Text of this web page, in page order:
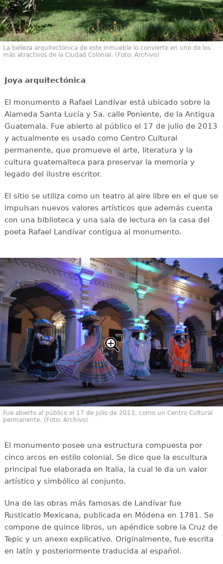
La belleza arquitectónica de este inmueble lo convierte en uno de los
más atractivos de la Ciudad Colonial. (Foto: Archivo)
Joya arquitectónica
El monumento a Rafael Landívar está ubicado sobre la
Alameda Santa Lucía y 5a. calle Poniente, de la Antigua
Guatemala. Fue abierto al público el 17 de julio de 2013
y actualmente es usado como Centro Cultural
permanente, que promueve el arte, literatura y la
cultura guatemalteca para preservar la memoria y
legado del ilustre escritor.
El sitio se utiliza como un teatro al aire libre en el que se
impulsan nuevos valores artísticos que además cuenta
con una biblioteca y una sala de lectura en la casa del
poeta Rafael Landívar contigua al monumento.
Fue abierto al público el 17 de julio de 2013, como un Centro Cultural
permanente. (Foto: Archivo)
El monumento posee una estructura compuesta por
cinco arcos en estilo colonial. Se dice que la escultura
principal fue elaborada en Italia, la cual le da un valor
artístico y simbólico al conjunto.
Una de las obras más famosas de Landívar fue
Rusticatio Mexicana, publicada en Módena en 1781. Se
compone de quince libros, un apéndice sobre la Cruz de
Tepic y un anexo explicativo. Originalmente, fue escrita
en latín y posteriormente traducida al español.